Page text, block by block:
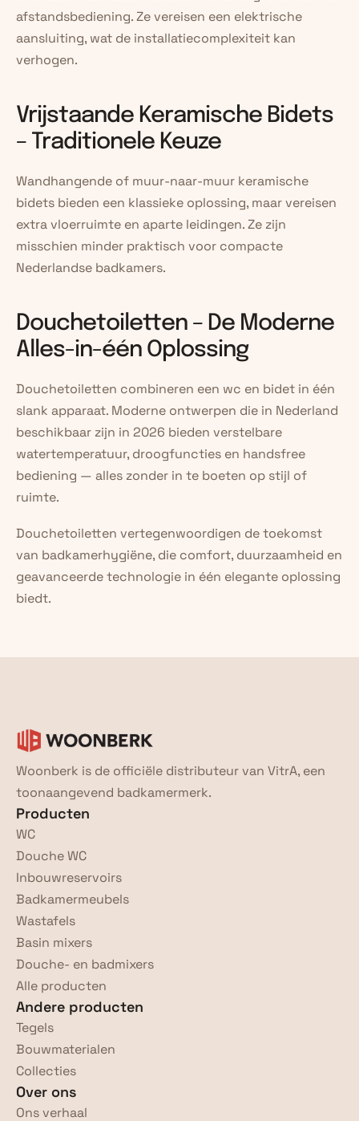
afstandsbediening. Ze vereisen een elektrische
aansluiting, wat de installatiecomplexiteit kan
verhogen.
Vrijstaande Keramische Bidets
– Traditionele Keuze
Wandhangende of muur-naar-muur keramische
bidets bieden een klassieke oplossing, maar vereisen
extra vloerruimte en aparte leidingen. Ze zijn
misschien minder praktisch voor compacte
Nederlandse badkamers.
Douchetoiletten – De Moderne
Alles-in-één Oplossing
Douchetoiletten combineren een wc en bidet in één
slank apparaat. Moderne ontwerpen die in Nederland
beschikbaar zijn in 2026 bieden verstelbare
watertemperatuur, droogfuncties en handsfree
bediening — alles zonder in te boeten op stijl of
ruimte.
Douchetoiletten vertegenwoordigen de toekomst
van badkamerhygiëne, die comfort, duurzaamheid en
geavanceerde technologie in één elegante oplossing
biedt.
Woonberk is de officiële distributeur van VitrA, een
toonaangevend badkamermerk.
Producten
WC
Douche WC
Inbouwreservoirs
Badkamermeubels
Wastafels
Basin mixers
Douche- en badmixers
Alle producten
Andere producten
Tegels
Bouwmaterialen
Collecties
Over ons
Ons verhaal